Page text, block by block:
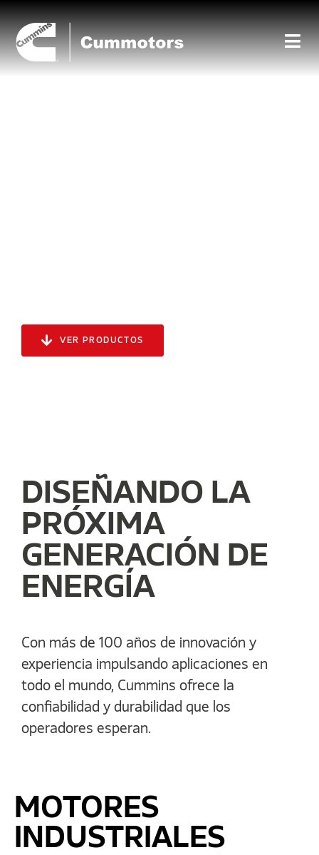
VER PRODUCTOS
DISEÑANDO LA
PRÓXIMA
GENERACIÓN DE
ENERGÍA
Con más de 100 años de innovación y
experiencia impulsando aplicaciones en
todo el mundo, Cummins ofrece la
confiabilidad y durabilidad que los
operadores esperan.
MOTORES
INDUSTRIALES